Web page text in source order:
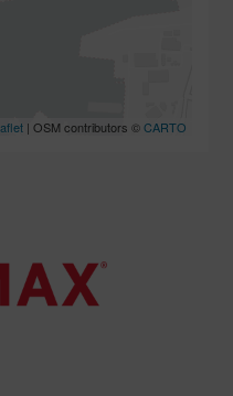
| OSM contributors ©CARTO